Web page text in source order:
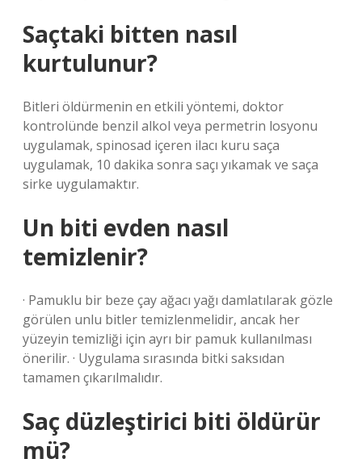
Saçtaki bitten nasıl
kurtulunur?
Bitleri öldürmenin en etkili yöntemi, doktor
kontrolünde benzil alkol veya permetrin losyonu
uygulamak, spinosad içeren ilacı kuru saça
uygulamak, 10 dakika sonra saçı yıkamak ve saça
sirke uygulamaktır.
Un biti evden nasıl
temizlenir?
· Pamuklu bir beze çay ağacı yağı damlatılarak gözle
görülen unlu bitler temizlenmelidir, ancak her
yüzeyin temizliği için ayrı bir pamuk kullanılması
önerilir. · Uygulama sırasında bitki saksıdan
tamamen çıkarılmalıdır.
Saç düzleştirici biti öldürür
mü?